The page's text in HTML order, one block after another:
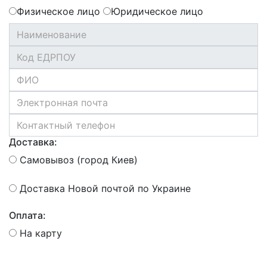
Физическое лицо
Юридическое лицо
Доставка:
Самовывоз (город Киев)
Доставка Новой почтой по Украине
Оплата:
На карту